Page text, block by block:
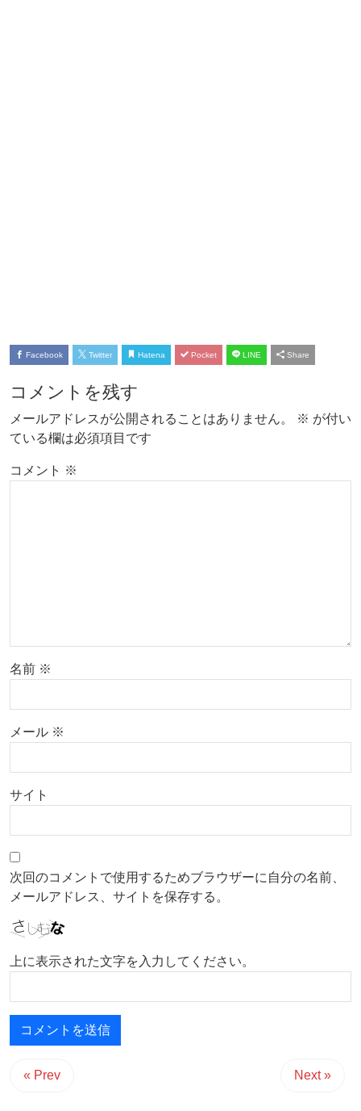
Facebook Twitter Hatena Pocket LINE Share
コメントを残す
メールアドレスが公開されることはありません。 ※ が付い
ている欄は必須項目です
コメント ※
名前 ※
メール ※
サイト
次回のコメントで使用するためブラウザーに自分の名前、
メールアドレス、サイトを保存する。
上に表示された文字を入力してください。
« Prev Next »